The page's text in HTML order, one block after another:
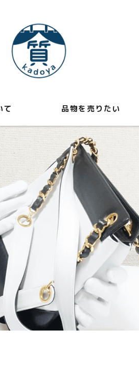
て 品物を売りたい